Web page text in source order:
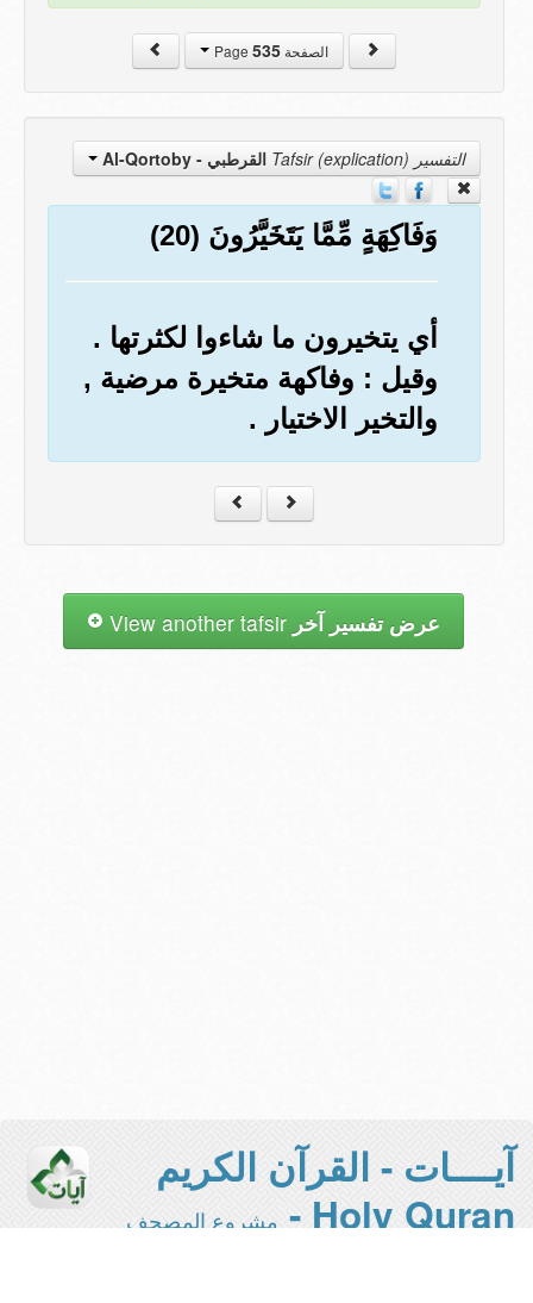
الصفحة Page535
التفسير Tafsir (explication) القرطبي - Al-Qortoby
وَفَاكِهَةٍ مِّمَّا يَتَخَيَّرُونَ (20)
أي يتخيرون ما شاءوا لكثرتها .
وقيل : وفاكهة متخيرة مرضية ,
والتخير الاختيار .
عرض تفسير آخر
آيــــات - القرآن الكريم
Holy Quran -
مشروع المصحف